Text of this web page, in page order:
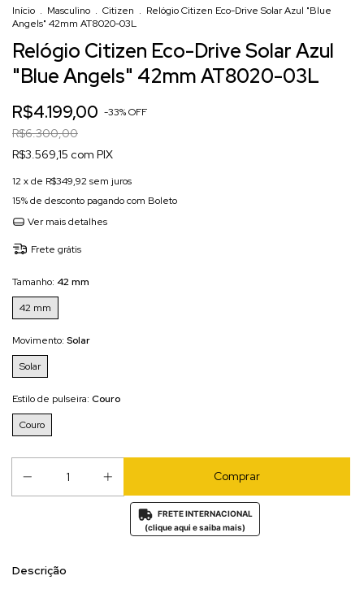
Início . Masculino . Citizen . Relógio Citizen Eco-Drive Solar Azul "Blue
Angels" 42mm AT8020-03L
Relógio Citizen Eco-Drive Solar Azul
"Blue Angels" 42mm AT8020-03L
R$4.199,00 -33%OFF
R$6.300,00
R$3.569,15 com PIX
12 x de R$349,92 sem juros
15% de desconto pagando com Boleto
Ver mais detalhes
Frete grátis
Tamanho: 42 mm
42 mm
Movimento: Solar
Solar
Estilo de pulseira: Couro
Couro
FRETE INTERNACIONAL
(clique aqui e saiba mais)
Descrição